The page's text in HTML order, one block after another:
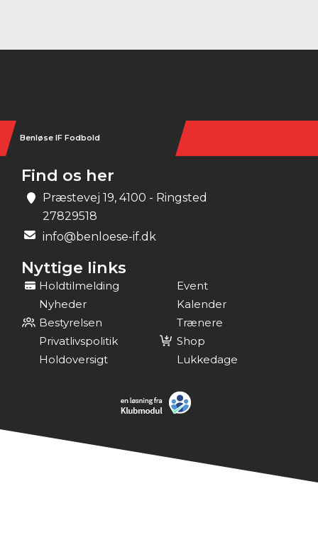
Benløse IF Fodbold
Find os her
Præstevej 19, 4100 - Ringsted
27829518
info@benloese-if.dk
Nyttige links
Holdtilmelding
Event
Nyheder
Kalender
Bestyrelsen
Trænere
Privatlivspolitik
Shop
Holdoversigt
Lukkedage